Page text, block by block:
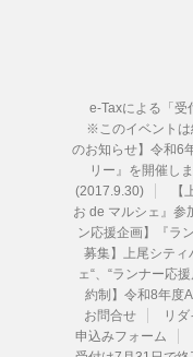
e-Taxによる「受
※このイベントは
のお知らせ】令和6
リー』を開催し
(2017.9.30)
お de マルシェ』参
ン応援企画】『ラ
募集】上尾シティ
ェ“、“ランナー応
約制】令和8年度
お問合せ
リ
申込みフォーム